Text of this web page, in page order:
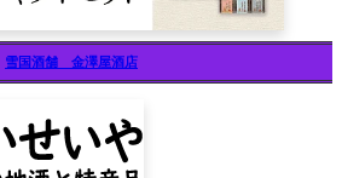
雪国酒舗 金澤屋酒店